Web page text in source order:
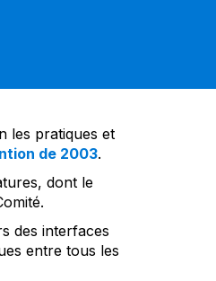
les pratiques et
de 2003.
dont le
des interfaces
entre tous les